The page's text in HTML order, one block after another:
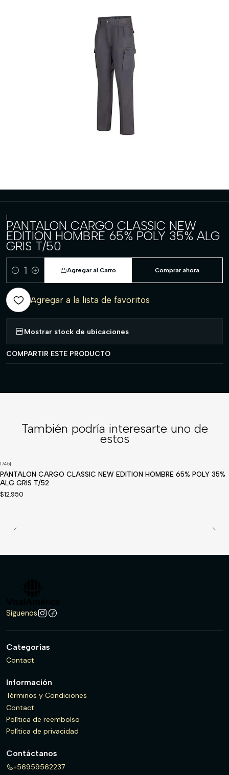
|
PANTALON CARGO CLASSIC NEW
EDITION HOMBRE 65% POLY 35% ALG
GRIS T/50
Cantidad
Agregar al Carro Comprar ahora
Agregar a la lista de favoritos
Mostrar stock de ubicaciones
COMPARTIR ESTE PRODUCTO
También podría interesarte uno de
estos
1745|
PANTALON CARGO CLASSIC NEW EDITION HOMBRE 65% POLY 35%
ALG GRIS T/52
$12.950
Síguenos
Categorías
Contact
Información
Términos y Condiciones
Contact
Política de reembolso
Política de privacidad
Contáctanos
+56959562237